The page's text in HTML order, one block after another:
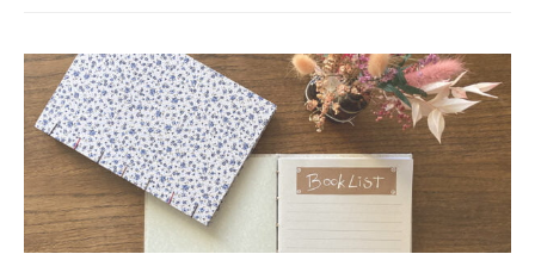
Créativité
=
curiosité
appliquée